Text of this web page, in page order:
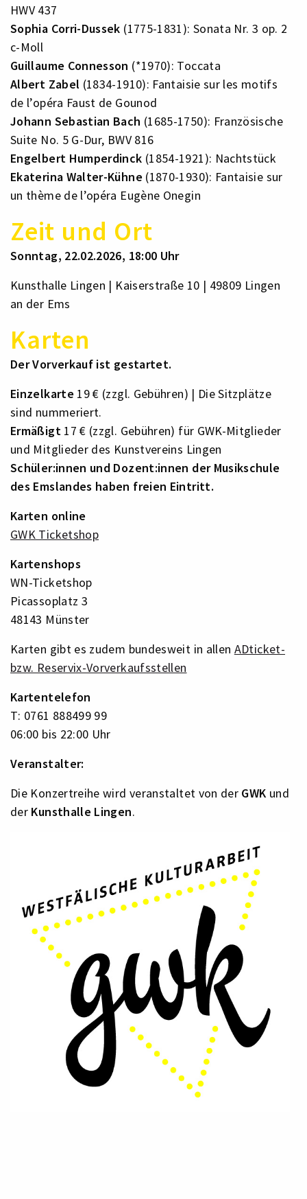
HWV 437
Sophia Corri-Dussek (1775-1831): Sonata Nr. 3 op. 2
c-Moll
Guillaume Connesson (*1970): Toccata
Albert Zabel (1834-1910): Fantaisie sur les motifs
de l’opéra Faust de Gounod
Johann Sebastian Bach (1685-1750): Französische
Suite No. 5 G-Dur, BWV 816
Engelbert Humperdinck (1854-1921): Nachtstück
Ekaterina Walter-Kühne (1870-1930): Fantaisie sur
un thème de l’opéra Eugène Onegin
Zeit und Ort
Sonntag, 22.02.2026, 18:00 Uhr
Kunsthalle Lingen | Kaiserstraße 10 | 49809 Lingen
an der Ems
Karten
Der Vorverkauf ist gestartet.
Einzelkarte 19 € (zzgl. Gebühren) | Die Sitzplätze
sind nummeriert.
Ermäßigt17 € (zzgl. Gebühren) für GWK-Mitglieder
und Mitglieder des Kunstvereins Lingen
Schüler:innen und Dozent:innen der Musikschule
des Emslandes haben freien Eintritt.
Karten online
GWK Ticketshop
Kartenshops
WN-Ticketshop
Picassoplatz 3
48143 Münster
Karten gibt es zudem bundesweit in allen ADticket-
bzw. Reservix-Vorverkaufsstellen
Kartentelefon
T: 0761 888499 99
06:00 bis 22:00 Uhr
Veranstalter:
Die Konzertreihe wird veranstaltet von der GWK und
der Kunsthalle Lingen.